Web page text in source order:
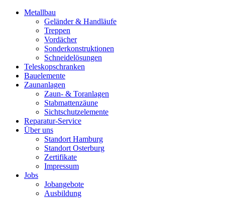
Metallbau
Geländer & Handläufe
Treppen
Vordächer
Sonderkonstruktionen
Schneidelösungen
Teleskopschranken
Bauelemente
Zaunanlagen
Zaun- & Toranlagen
Stabmattenzäune
Sichtschutzelemente
Reparatur-Service
Über uns
Standort Hamburg
Standort Osterburg
Zertifikate
Impressum
Jobs
Jobangebote
Ausbildung